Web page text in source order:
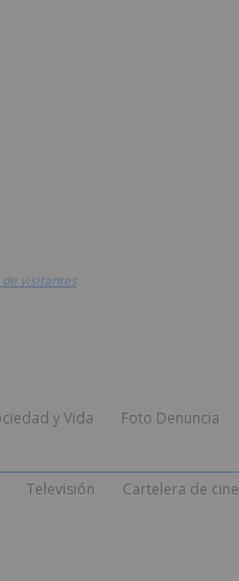
de visitantes
y Vida Foto Denuncia
Televisión Cartelera de cine